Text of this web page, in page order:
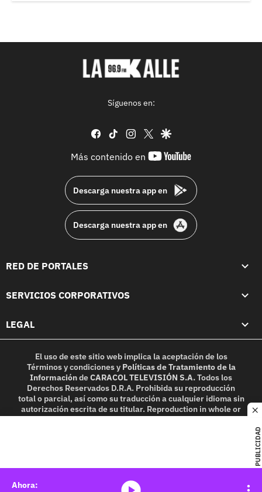
PUBLICIDAD
Síguenos en:
facebook
tiktok instagram
twittergoogle
Más contenido en
youtube-
Descarga nuestra app en
Descarga nuestra app en
RED DE PORTALES
SERVICIOS CORPORATIVOS
LEGAL
El uso de este sitio web implica la aceptación de los
Términos y condicionesy Políticas de Tratamiento de la
InformacióndeCARACOL TELEVISIÓN S.A.Todos los
Derechos Reservados D.R.A. Prohibida su reproducción
total o parcial, así como su traducción a cualquier idioma sin
autorización escrita de su titular. Reproduction in whole or